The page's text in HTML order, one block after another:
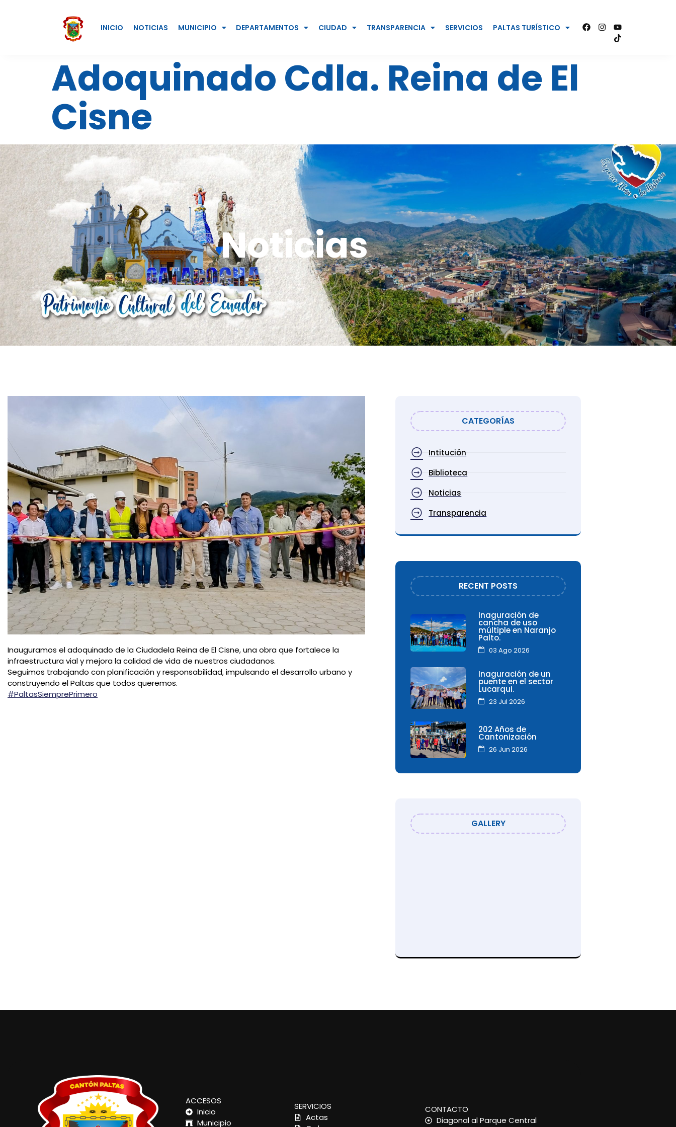
INICIO NOTICIAS MUNICIPIO DEPARTAMENTOS CIUDAD TRANSPARENCIA SERVICIOS PALTAS TURÍSTICO
Adoquinado Cdla. Reina de El
Cisne
Noticias
Inauguramos el adoquinado de la Ciudadela Reina de El Cisne, una obra que fortalece la
infraestructura vial y mejora la calidad de vida de nuestros ciudadanos.
Seguimos trabajando con planificación y responsabilidad, impulsando el desarrollo urbano y
construyendo el Paltas que todos queremos.
#PaltasSiemprePrimero
CATEGORÍAS
Intitución
Biblioteca
Noticias
Transparencia
RECENT POSTS
Inaguración de
cancha de uso
múltiple en Naranjo
Palto.
03 Ago 2026
Inaguración de un
puente en el sector
Lucarqui.
23 Jul 2026
202 Años de
Cantonización
26 Jun 2026
GALLERY
ACCESOS
Inicio
Municipio
SERVICIOS
Actas
CONTACTO
Diagonal al Parque Central